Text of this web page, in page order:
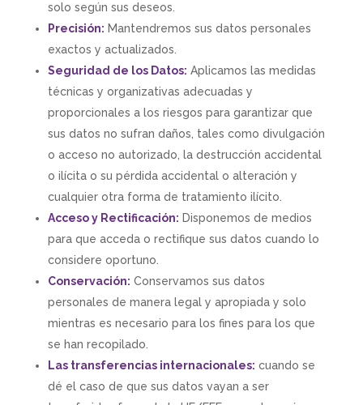
solo según sus deseos.
Precisión: Mantendremos sus datos personales
exactos y actualizados.
Seguridad de los Datos: Aplicamos las medidas
técnicas y organizativas adecuadas y
proporcionales a los riesgos para garantizar que
sus datos no sufran daños, tales como divulgación
o acceso no autorizado, la destrucción accidental
o ilícita o su pérdida accidental o alteración y
cualquier otra forma de tratamiento ilícito.
Acceso y Rectificación: Disponemos de medios
para que acceda o rectifique sus datos cuando lo
considere oportuno.
Conservación: Conservamos sus datos
personales de manera legal y apropiada y solo
mientras es necesario para los fines para los que
se han recopilado.
Las transferencias internacionales: cuando se
dé el caso de que sus datos vayan a ser